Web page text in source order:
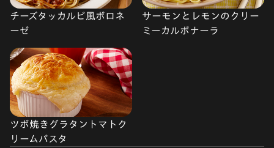
チーズタッカルビ風ボロネ
ーゼ
サーモンとレモンのクリー
ミーカルボナーラ
ツボ焼きグラタントマトク
リームパスタ